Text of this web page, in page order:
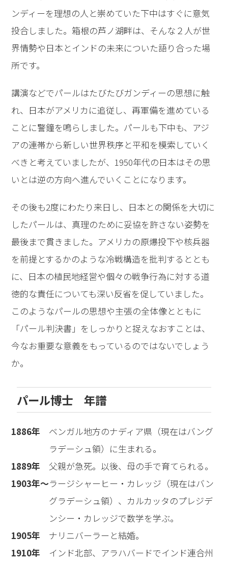
ンディーを理想の人と崇めていた下中はすぐに意気
投合しました。箱根の芦ノ湖畔は、そんな２人が世
界情勢や日本とインドの未来についた語り合った場
所です。
講演などでパールはたびたびガンディーの思想に触
れ、日本がアメリカに追従し、再軍備を進めている
ことに警鐘を鳴らしました。パールも下中も、アジ
アの連帯から新しい世界秩序と平和を模索していく
べきと考えていましたが、1950年代の日本はその思
いとは逆の方向へ進んでいくことになります。
その後も2度にわたり来日し、日本との関係を大切に
したパールは、真理のために妥協を許さない姿勢を
最後まで貫きました。アメリカの原爆投下や核兵器
を前提とするかのような冷戦構造を批判するととも
に、日本の植民地経営や個々の戦争行為に対する道
徳的な責任についても深い反省を促していました。
このようなパールの思想や主張の全体像とともに
「パール判決書」をしっかりと捉えなおすことは、
今なお重要な意義をもっているのではないでしょう
か。
パール博士 年譜
1886年 ベンガル地方のナディア県（現在はバング
ラデーシュ領）に生まれる。
1889年 父親が急死。以後、母の手で育てられる。
1903年〜ラージシャーヒー・カレッジ（現在はバン
グラデーシュ領）、カルカッタのプレジデ
ンシー・カレッジで数学を学ぶ。
1905年 ナリニバーラーと結婚。
1910年 インド北部、アラハバードでインド連合州